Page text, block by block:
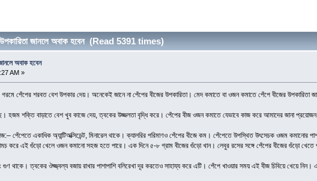
জানলে অবাক হবেন (Read 5391 times)
অবাক হবেন
AM »
গরমে পেঁপের শরবত বেশ উপকার দেয়। অনেকেই জানে না পেঁপের বীজের উপকারিতা। মেদ কমাতে বা ওজন কমাতে পেঁপে বীজের উপকারিতা
হজম শক্তি বাড়াতে বেশ খুব কাজে দেয়, ত্বকের উজ্জলতা বৃদ্ধি করে। পেঁপের বীজ ওজন কমাতে যেভাবে কাজ করে আমাদের জানা
পেঁপেতে একাধিক অ্যান্টিঅক্সিডেন্ট, মিনারেল থাকে। ক্যালরির পরিমাণও পেঁপের বীজে কম। পেঁপেতে উপস্থিত উৎসেচক ওজম কমানোর
করে এই গুঁড়ো খেলে ওজন কমানো সহজ হতে পারে। এক দিনে ৫-৮ গ্রাম বীজের গুঁড়ো খান। লেবুর রসের সঙ্গে পেঁপের বীজের গুঁড়ো খেতে
গুণ থাকে। ত্বকের ঔজ্জ্বল্য বজায় রাখার পাশাপাশি বলিরেখা দূর করতেও সাহায্য করে এটি। পেঁপে খাওয়ার সময় এই বীজ চিবিয়ে খেয়ে